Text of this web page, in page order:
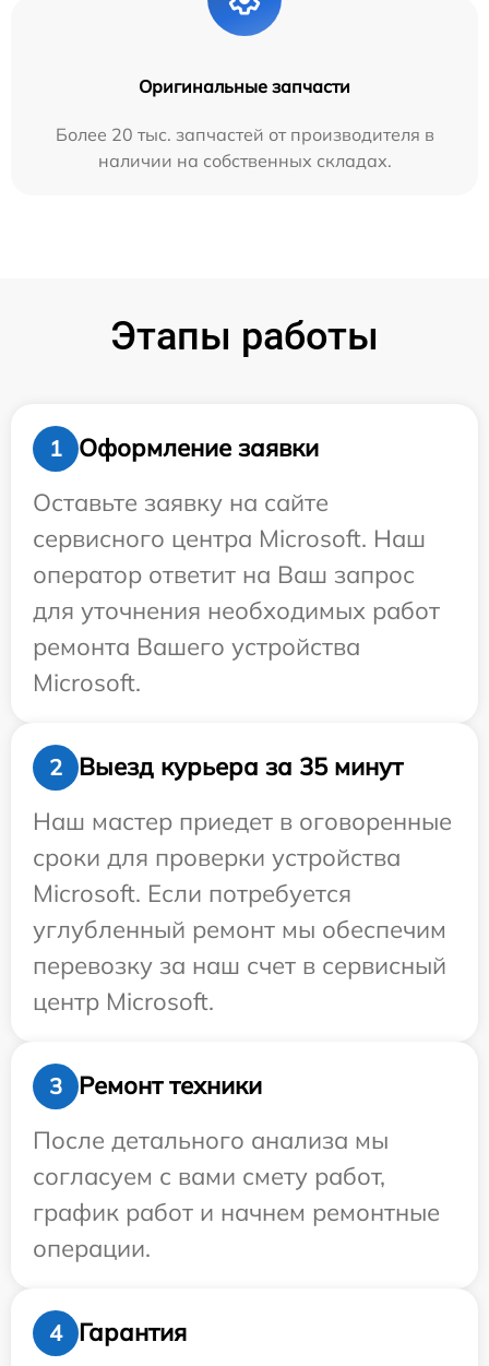
Оригинальные запчасти
Более 20 тыс. запчастей от производителя в
наличии на собственных складах.
Этапы работы
1
Оформление заявки
Оставьте заявку на сайте
сервисного центра Microsoft. Наш
оператор ответит на Ваш запрос
для уточнения необходимых работ
ремонта Вашего устройства
Microsoft.
2
Выезд курьера за 35 минут
Наш мастер приедет в оговоренные
сроки для проверки устройства
Microsoft. Если потребуется
углубленный ремонт мы обеспечим
перевозку за наш счет в сервисный
центр Microsoft.
3
Ремонт техники
После детального анализа мы
согласуем с вами смету работ,
график работ и начнем ремонтные
операции.
4 Гарантия